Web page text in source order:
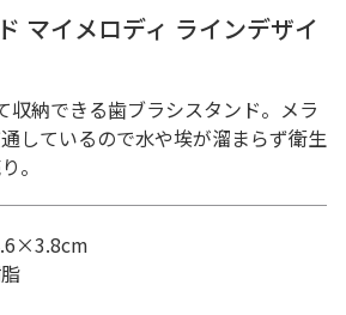
マイメロディ ラインデザイ
収納できる歯ブラシスタンド。メラ
しているので水や埃が溜まらず衛生
。